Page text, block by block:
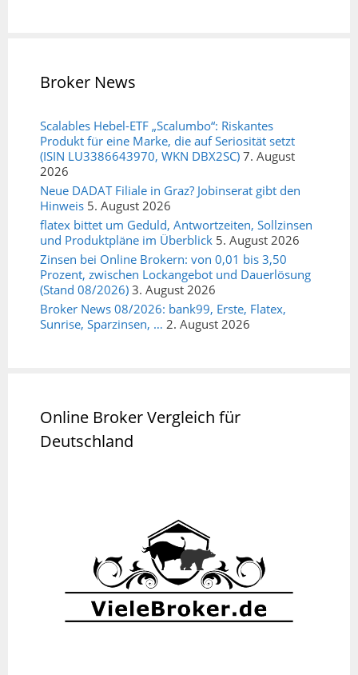
Broker News
Scalables Hebel-ETF „Scalumbo“: Riskantes
Produkt für eine Marke, die auf Seriosität setzt
(ISIN LU3386643970, WKN DBX2SC) 7. August
2026
Neue DADAT Filiale in Graz? Jobinserat gibt den
Hinweis 5. August 2026
flatex bittet um Geduld, Antwortzeiten, Sollzinsen
und Produktpläne im Überblick 5. August 2026
Zinsen bei Online Brokern: von 0,01 bis 3,50
Prozent, zwischen Lockangebot und Dauerlösung
(Stand 08/2026) 3. August 2026
Broker News 08/2026: bank99, Erste, Flatex,
Sunrise, Sparzinsen, … 2. August 2026
Online Broker Vergleich für
Deutschland